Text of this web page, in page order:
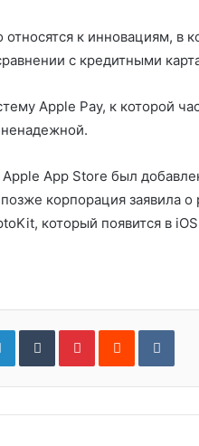
к инновациям, в
с кредитными
Apple Pay, к которой
ненадежной.
App Store был
корпорация заявила о
который появится в
LinkedInTumblrPinterestReddit